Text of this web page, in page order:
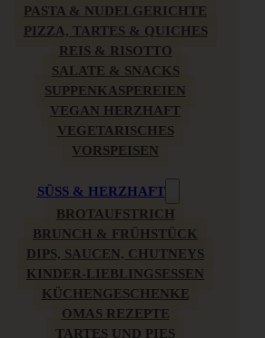
PASTA & NUDELGERICHTE
PIZZA, TARTES & QUICHES
REIS & RISOTTO
SALATE & SNACKS
SUPPENKASPEREIEN
VEGAN HERZHAFT
VEGETARISCHES
VORSPEISEN
SÜSS & HERZHAFT
BROTAUFSTRICH
BRUNCH & FRÜHSTÜCK
DIPS, SAUCEN, CHUTNEYS
KINDER-LIEBLINGSESSEN
KÜCHENGESCHENKE
OMAS REZEPTE
TARTES UND PIES